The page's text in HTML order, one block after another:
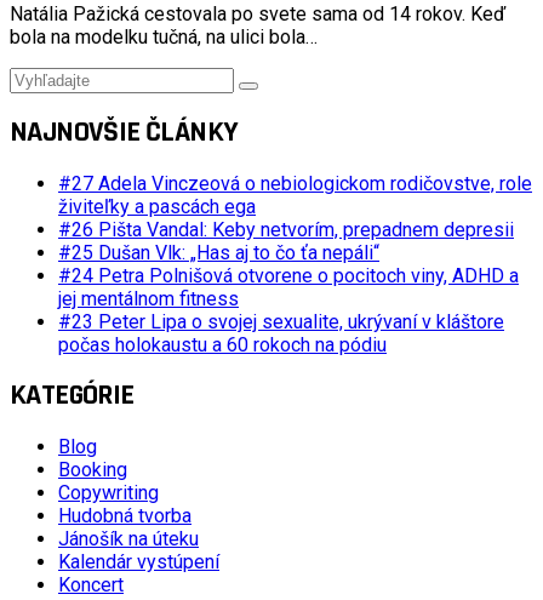
Natália Pažická cestovala po svete sama od 14 rokov. Keď
bola na modelku tučná, na ulici bola…
NAJNOVŠIE ČLÁNKY
#27 Adela Vinczeová o nebiologickom rodičovstve, role
živiteľky a pascách ega
#26 Pišta Vandal: Keby netvorím, prepadnem depresii
#25 Dušan Vlk: „Has aj to čo ťa nepáli“
#24 Petra Polnišová otvorene o pocitoch viny, ADHD a
jej mentálnom fitness
#23 Peter Lipa o svojej sexualite, ukrývaní v kláštore
počas holokaustu a 60 rokoch na pódiu
KATEGÓRIE
Blog
Booking
Copywriting
Hudobná tvorba
Jánošík na úteku
Kalendár vystúpení
Koncert